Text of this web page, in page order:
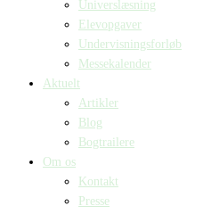
Universlæsning
Elevopgaver
Undervisningsforløb
Messekalender
Aktuelt
Artikler
Blog
Bogtrailere
Om os
Kontakt
Presse